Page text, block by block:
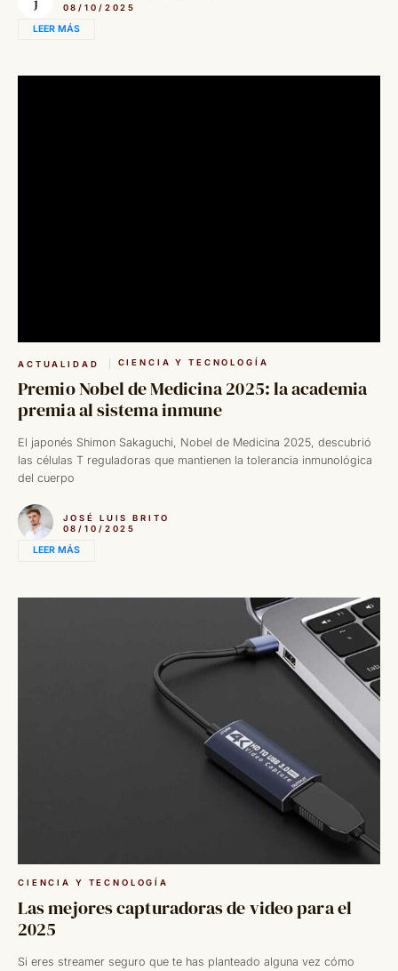
08/10/2025
LEER MÁS
ACTUALIDAD CIENCIA Y TECNOLOGÍA
Premio Nobel de Medicina 2025: la academia
premia al sistema inmune
El japonés Shimon Sakaguchi, Nobel de Medicina 2025, descubrió
las células T reguladoras que mantienen la tolerancia inmunológica
del cuerpo
JOSÉ LUIS BRITO
08/10/2025
LEER MÁS
CIENCIA Y TECNOLOGÍA
Las mejores capturadoras de video para el
2025
Si eres streamer seguro que te has planteado alguna vez cómo